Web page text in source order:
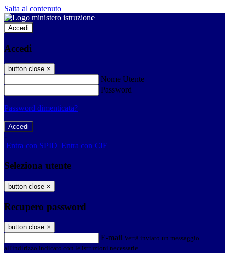
Salta al contenuto
Accedi
Accedi
button close ×
Nome Utente
Password
Password dimenticata?
-
Entra con SPID Entra con CIE
Seleziona utente
button close ×
Recupero password
button close ×
E-mail Verrà inviato un messaggio
all'indirizzo indicato con le istruzioni necessarie.